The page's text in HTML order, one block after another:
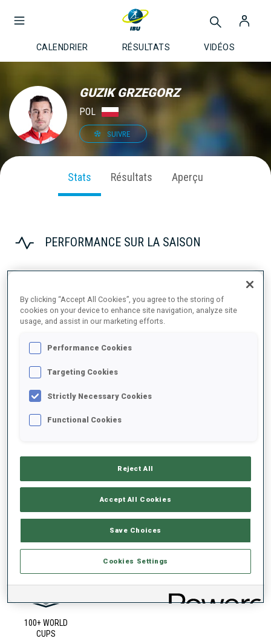
CALENDRIER RÉSULTATS VIDÉOS
GUZIK GRZEGORZ
POL
SUIVRE
Stats Résultats Aperçu
PERFORMANCE SUR LA SAISON
2022/2023
RETARD SUR LE MEILLEUR CHRONO SKI
100+ WORLD
CUPS
By clicking “Accept All Cookies”, you agree to the storing of
cookies on your device to enhance site navigation, analyze site
usage, and assist in our marketing efforts.
Performance Cookies
Targeting Cookies
Strictly Necessary Cookies
Functional Cookies
Reject All
Accept All Cookies
Save Choices
Cookies Settings